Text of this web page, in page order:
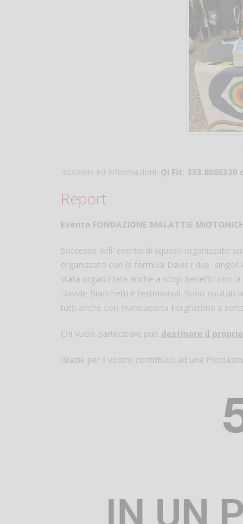
Iscrizioni ed informazioni: QI Fit:
Report
Evento FONDAZIONE MALATTIE
Successo dell' evento di squash organizzato
organizzato con la formula Davis ( due
stata organizzata anche a scopi benefici con
Davide Bianchetti è testimonial. Sono risultati
tutti anche con Franciacorta Ferghettina a
Chi vuole partecipare può destinare il proprio
Grazie per il vostro contributo ad una